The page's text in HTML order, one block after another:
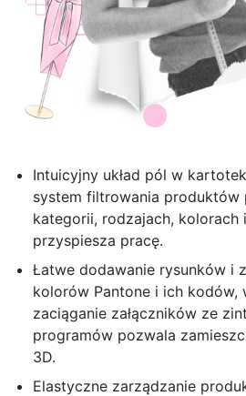
PL
Intuicyjny układ pól w
system filtrowania produktów
kategorii, rodzajach, kolorach
przyspiesza pracę.
Łatwe dodawanie rysunków i
kolorów Pantone i ich kodów,
zaciąganie załączników ze
programów pozwala
3D.
Elastyczne zarządzanie